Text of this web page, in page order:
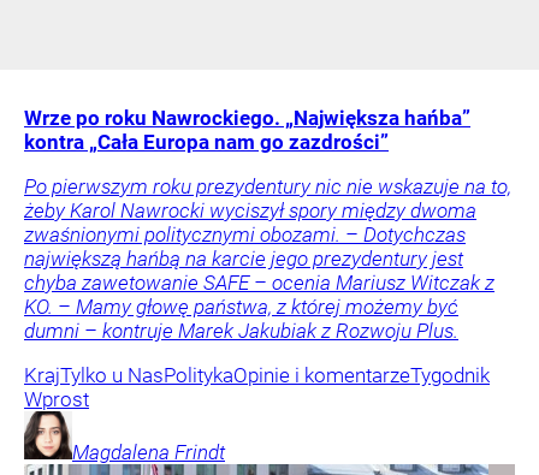
Wrze po roku Nawrockiego. „Największa hańba”
kontra „Cała Europa nam go zazdrości”
Po pierwszym roku prezydentury nic nie wskazuje na to,
żeby Karol Nawrocki wyciszył spory między dwoma
zwaśnionymi politycznymi obozami. – Dotychczas
największą hańbą na karcie jego prezydentury jest
chyba zawetowanie SAFE – ocenia Mariusz Witczak z
KO. – Mamy głowę państwa, z której możemy być
dumni – kontruje Marek Jakubiak z Rozwoju Plus.
KrajTylko u NasPolitykaOpinie i komentarzeTygodnik
Wprost
Magdalena Frindt